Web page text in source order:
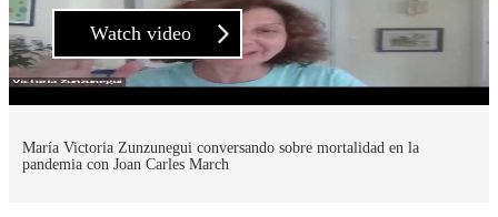
Watch video
María Victoria Zunzunegui conversando sobre mortalidad en la
pandemia con Joan Carles March